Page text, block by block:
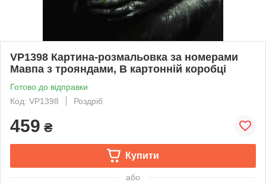
VP1398 Картина-розмальовка за номерами
Мавпа з трояндами, В картонній коробці
Готово до відправки
Код: VP1398
Роздріб
459 ₴
Купити
або